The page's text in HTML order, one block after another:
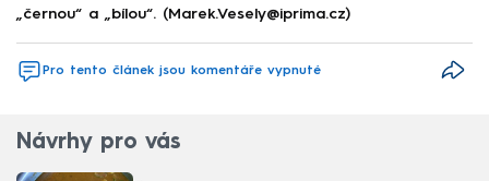
„černou“ a „bílou“. (Marek.Vesely@iprima.cz)
Pro tento článek jsou komentáře vypnuté
Návrhy pro vás